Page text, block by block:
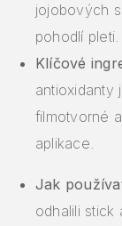
jojobových
pohodlí pleti.
Klíčové
antioxidanty
filmotvorné
aplikace.
Jak
odhalili stick